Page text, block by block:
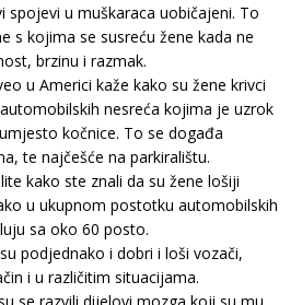
spojevi u muškaraca uobičajeni. To
s kojima se susreću žene kada ne
brzinu i razmak.
u Americi kaže kako su žene krivci
nesreća kojima je uzrok
kočnice. To se događa
te najčešće na parkiralištu.
kako ste znali da su žene lošiji
u ukupnom postotku automobilskih
sa oko 60 posto.
podjednako i dobri i loši vozači,
i u različitim situacijama.